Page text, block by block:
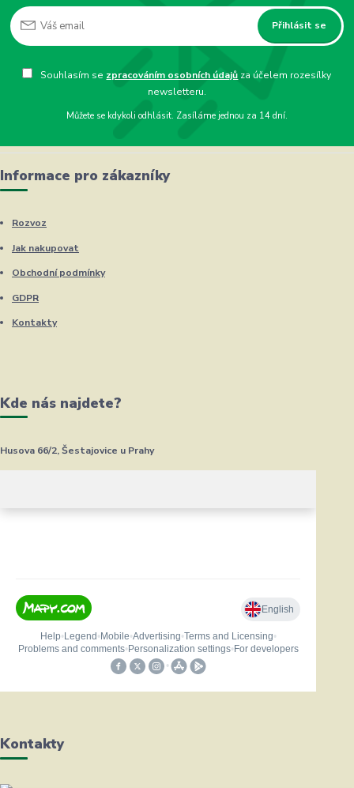
Přihlásit se
Souhlasím se zpracováním osobních údajů za účelem rozesílky
newsletteru.
Můžete se kdykoli odhlásit. Zasíláme jednou za 14 dní.
Informace pro zákazníky
Rozvoz
Jak nakupovat
Obchodní podmínky
GDPR
Kontakty
Kde nás najdete?
Husova 66/2, Šestajovice u Prahy
Kontakty